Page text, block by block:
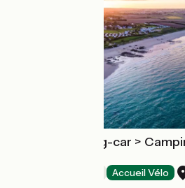
Aire de camping-car >
Accueil Vélo